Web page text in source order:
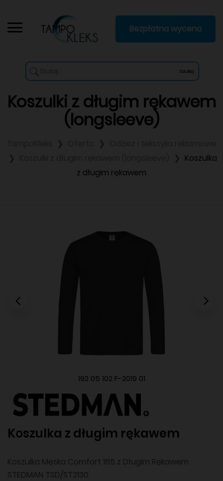
Szukaj
Bezpłatna wycena
Koszulki z długim rękawem
(longsleeve)
Koszulka
z długim rękawem
192 05 102 F-2019 01
Koszulka z długim rękawem
Koszulka Męska Comfort 185 z Długim Rękawem
STEDMAN TSD/ST2130